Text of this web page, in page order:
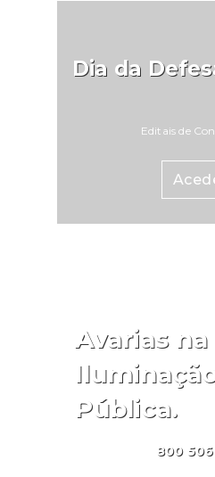
Dia da
Editais de
Avarias na
Pública.
800